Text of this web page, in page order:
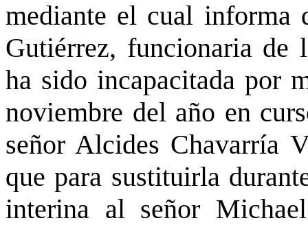
mediante el cual informa
Gutiérrez, funcionaria de
ha sido incapacitada por
noviembre del año en
señor Alcides Chavarría
que para sustituirla
interina al señor